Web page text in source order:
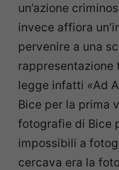
un’azione
invece affiora
pervenire a una
rappresentazione
legge infatti «Ad
Bice per la prima
fotografie di Bice
impossibili a
cercava era la